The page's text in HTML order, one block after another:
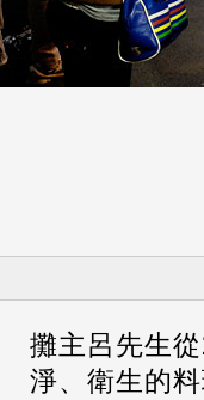
攤主呂先生
淨、衛生的